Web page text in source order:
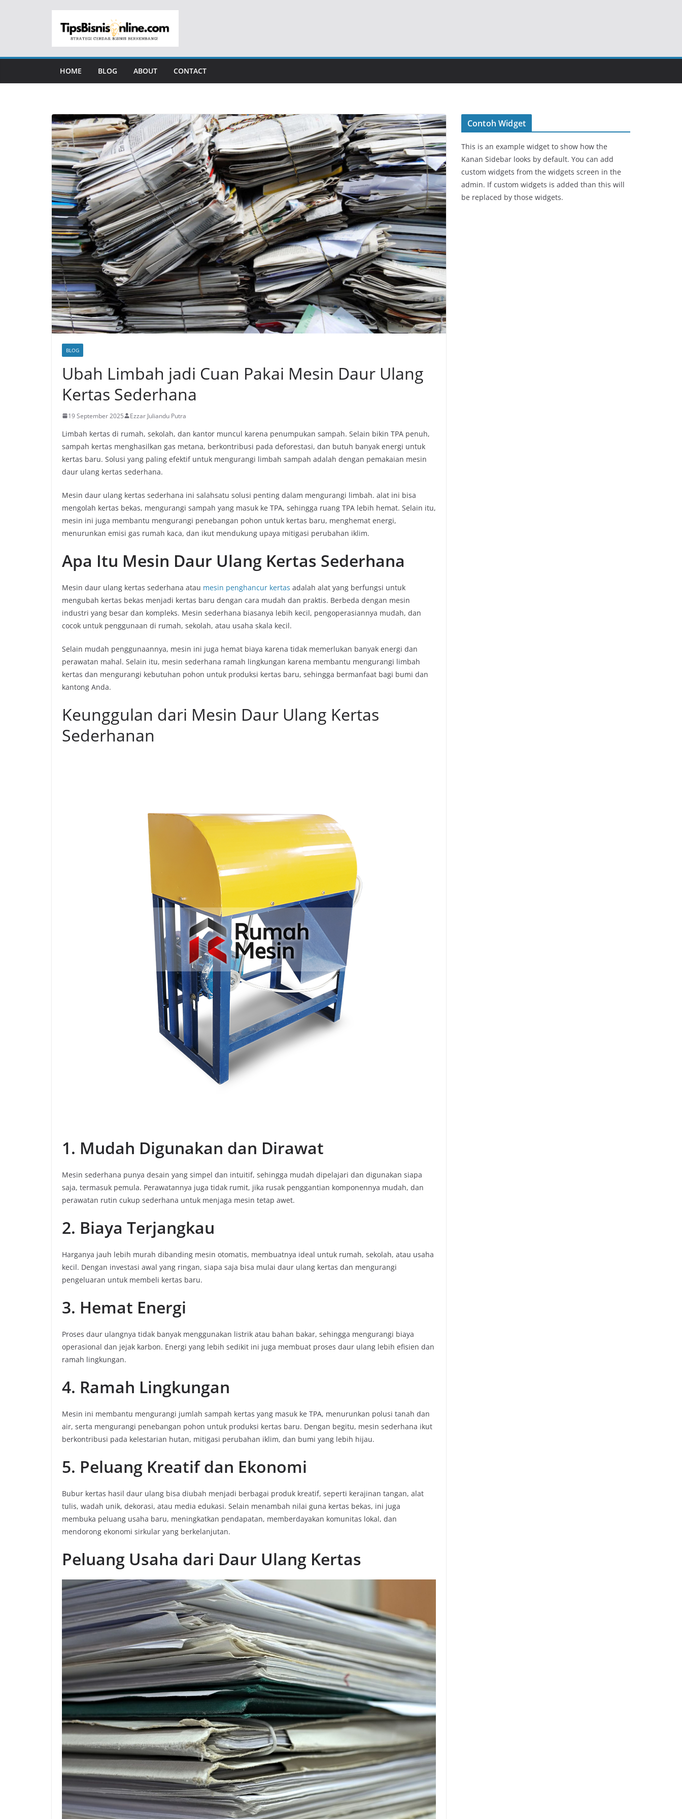
HOME BLOG ABOUT CONTACT
BLOG
Ubah Limbah jadi Cuan Pakai Mesin Daur Ulang
Kertas Sederhana
19 September 2025 Ezzar Juliandu Putra
Limbah kertas di rumah, sekolah, dan kantor muncul karena penumpukan sampah. Selain bikin TPA penuh,
sampah kertas menghasilkan gas metana, berkontribusi pada deforestasi, dan butuh banyak energi untuk
kertas baru. Solusi yang paling efektif untuk mengurangi limbah sampah adalah dengan pemakaian mesin
daur ulang kertas sederhana.
Mesin daur ulang kertas sederhana ini salahsatu solusi penting dalam mengurangi limbah. alat ini bisa
mengolah kertas bekas, mengurangi sampah yang masuk ke TPA, sehingga ruang TPA lebih hemat. Selain itu,
mesin ini juga membantu mengurangi penebangan pohon untuk kertas baru, menghemat energi,
menurunkan emisi gas rumah kaca, dan ikut mendukung upaya mitigasi perubahan iklim.
Apa Itu Mesin Daur Ulang Kertas Sederhana
Mesin daur ulang kertas sederhana atau mesin penghancur kertas adalah alat yang berfungsi untuk
mengubah kertas bekas menjadi kertas baru dengan cara mudah dan praktis. Berbeda dengan mesin
industri yang besar dan kompleks. Mesin sederhana biasanya lebih kecil, pengoperasiannya mudah, dan
cocok untuk penggunaan di rumah, sekolah, atau usaha skala kecil.
Selain mudah penggunaannya, mesin ini juga hemat biaya karena tidak memerlukan banyak energi dan
perawatan mahal. Selain itu, mesin sederhana ramah lingkungan karena membantu mengurangi limbah
kertas dan mengurangi kebutuhan pohon untuk produksi kertas baru, sehingga bermanfaat bagi bumi dan
kantong Anda.
Keunggulan dari Mesin Daur Ulang Kertas
Sederhanan
1. Mudah Digunakan dan Dirawat
Mesin sederhana punya desain yang simpel dan intuitif, sehingga mudah dipelajari dan digunakan siapa
saja, termasuk pemula. Perawatannya juga tidak rumit, jika rusak penggantian komponennya mudah, dan
perawatan rutin cukup sederhana untuk menjaga mesin tetap awet.
2. Biaya Terjangkau
Harganya jauh lebih murah dibanding mesin otomatis, membuatnya ideal untuk rumah, sekolah, atau usaha
kecil. Dengan investasi awal yang ringan, siapa saja bisa mulai daur ulang kertas dan mengurangi
pengeluaran untuk membeli kertas baru.
3. Hemat Energi
Proses daur ulangnya tidak banyak menggunakan listrik atau bahan bakar, sehingga mengurangi biaya
operasional dan jejak karbon. Energi yang lebih sedikit ini juga membuat proses daur ulang lebih efisien dan
ramah lingkungan.
4. Ramah Lingkungan
Mesin ini membantu mengurangi jumlah sampah kertas yang masuk ke TPA, menurunkan polusi tanah dan
air, serta mengurangi penebangan pohon untuk produksi kertas baru. Dengan begitu, mesin sederhana ikut
berkontribusi pada kelestarian hutan, mitigasi perubahan iklim, dan bumi yang lebih hijau.
5. Peluang Kreatif dan Ekonomi
Bubur kertas hasil daur ulang bisa diubah menjadi berbagai produk kreatif, seperti kerajinan tangan, alat
tulis, wadah unik, dekorasi, atau media edukasi. Selain menambah nilai guna kertas bekas, ini juga
membuka peluang usaha baru, meningkatkan pendapatan, memberdayakan komunitas lokal, dan
mendorong ekonomi sirkular yang berkelanjutan.
Peluang Usaha dari Daur Ulang Kertas
Contoh Widget
This is an example widget to show how the
Kanan Sidebar looks by default. You can add
custom widgets from the widgets screen in the
admin. If custom widgets is added than this will
be replaced by those widgets.